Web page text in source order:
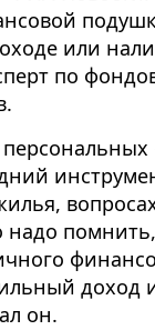
или
по
надо
доход
он.